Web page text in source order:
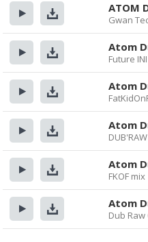
Прослушать
Скачать
ATOM
Gwan
Прослушать
Скачать
Atom
Future INI
Прослушать
Скачать
Atom
Прослушать
Скачать
Atom
Прослушать
Скачать
Atom
FKOF mix
Прослушать
Скачать
Atom
Dub